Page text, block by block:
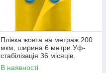
Плівка жовта на метраж 200
мкм, ширина 6 метри.Уф-
стабілізація 36 місяців.
В наявності